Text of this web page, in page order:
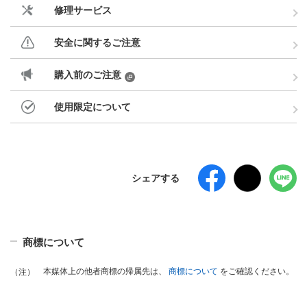
修理サービス
安全に関するご注意
購入前のご注意
使用限定について
シェアする
商標について
（注） 本媒体上の他者商標の帰属先は、 商標について をご確認ください。